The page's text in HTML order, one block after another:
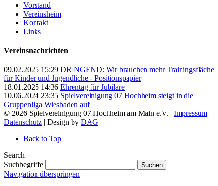
Vorstand
Vereinsheim
Kontakt
Links
Vereinsnachrichten
09.02.2025 15:29 DRINGEND: Wir brauchen mehr Trainingsfläche
für Kinder und Jugendliche - Positionspapier
18.01.2025 14:36 Ehrentag für Jubilare
10.06.2024 23:35 Spielvereinigung 07 Hochheim steigt in die
Gruppenliga Wiesbaden auf
© 2026 Spielvereinigung 07 Hochheim am Main e.V. | Impressum |
Datenschutz | Design by DAG
Back to Top
Search
Suchbegriffe
Suchen
Navigation überspringen